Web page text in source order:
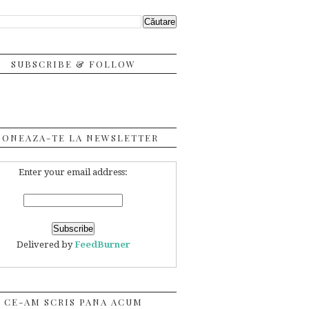
SUBSCRIBE & FOLLOW
TE LA NEWSLETTER
Enter your email address:
Delivered byFeedBurner
CE-AM SCRIS PANA ACUM